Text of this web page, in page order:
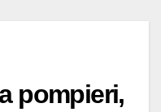
pompieri,